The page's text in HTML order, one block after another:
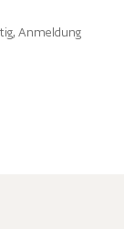
Anmeldung